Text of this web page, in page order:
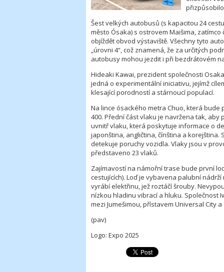
Šest velkých autobusů (s kapacitou 24
město Ósaka) s ostrovem Maišima,
objíždět obvod výstaviště. Všechny tyto
„úrovni 4“, což znamená, že za určitých
autobusy mohou jezdit i při bezdrátovém
Hideaki Kawai, prezident společnosti
jedná o experimentální iniciativu, jejímž
klesající porodností a stárnoucí populací.
Na lince ósackého metra Chuo, která
400. Přední část vlaku je navržena tak,
uvnitř vlaku, která poskytuje informace o
japonština, angličtina, čínština a
detekuje poruchy vozidla. Vlaky jsou v
představeno 23 vlaků.
Zajímavostí na námořní trase bude první
cestujících). Loď je vybavena palubní
vyrábí elektřinu, jež roztáčí šrouby.
nízkou hladinu vibrací a hluku. Společnost
mezi Jumešimou, přístavem Universal City
(pav)
Logo: Expo 2025